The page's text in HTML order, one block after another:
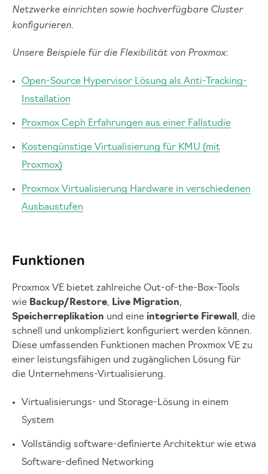
Netzwerke einrichten sowie hochverfügbare Cluster
konfigurieren.
Unsere Beispiele für die Flexibilität von Proxmox:
Open-Source Hypervisor Lösung als Anti-Tracking-
Installation
Proxmox Ceph Erfahrungen aus einer Fallstudie
Kostengünstige Virtualisierung für KMU (mit
Proxmox)
Proxmox Virtualisierung Hardware in verschiedenen
Ausbaustufen
Funktionen
Proxmox VE bietet zahlreiche Out-of-the-Box-Tools
wie Backup/Restore, Live Migration,
Speicherreplikation und eine integrierte Firewall , die
schnell und unkompliziert konfiguriert werden können.
Diese umfassenden Funktionen machen Proxmox VE zu
einer leistungsfähigen und zugänglichen Lösung für
die Unternehmens-Virtualisierung.
Virtualisierungs- und Storage-Lösung in einem
System
Vollständig software-definierte Architektur wie etwa
Software-defined Networking